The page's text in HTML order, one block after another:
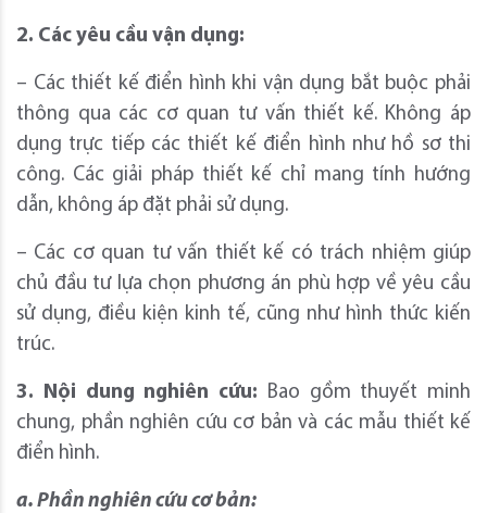
2. Các yêu cầu vận dụng:
– Các thiết kế điển hình khi vận dụng bắt buộc phải
thông qua các cơ quan tư vấn thiết kế. Không áp
dụng trực tiếp các thiết kế điển hình như hồ sơ thi
công. Các giải pháp thiết kế chỉ mang tính hướng
dẫn, không áp đặt phải sử dụng.
– Các cơ quan tư vấn thiết kế có trách nhiệm giúp
chủ đầu tư lựa chọn phương án phù hợp về yêu cầu
sử dụng, điều kiện kinh tế, cũng như hình thức kiến
trúc.
3. Nội dung nghiên cứu:
Bao gồm thuyết minh
chung, phần nghiên cứu cơ bản và các mẫu thiết kế
điển hình.
a. Phần nghiên cứu cơ bản: